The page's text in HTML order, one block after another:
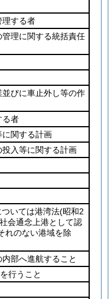
理する者
理に関する統括責任
びに車止外し等の作
る者
関する計画
入等に関する計画
いては港湾法(昭和2
会通念上港として認
れのない港域を除
部へ進航すること
を行うこと